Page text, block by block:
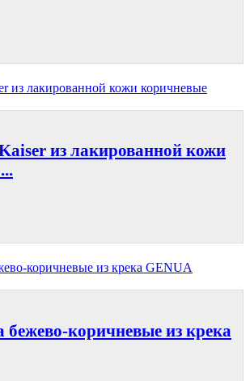
из лакированной кожи
бежево-коричневые из крека